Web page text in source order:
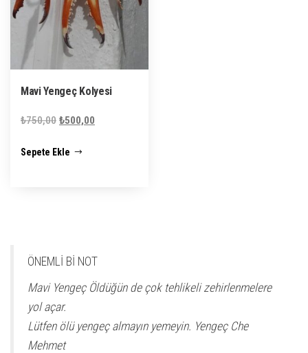
Mavi Yengeç Kolyesi
₺750,00 Orijinal
₺750,00.
₺500,00
Sepete Ekle
ÖNEMLİ Bİ NOT
Mavi Yengeç Öldüğün de çok tehlikeli zehirlenmelere
yol açar.
Lütfen ölü yengeç almayın yemeyin. Yengeç Che
Mehmet